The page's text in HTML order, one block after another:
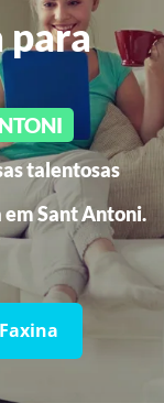
para
talentosas
emSant Antoni.